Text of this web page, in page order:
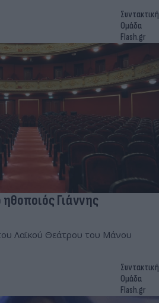
Συντακτική
Ομάδα
Flash.gr
Γιάννης
Λαϊκού Θεάτρου του Μάνου
Συντακτική
Ομάδα
Flash.gr